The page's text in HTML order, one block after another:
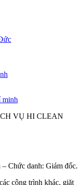
VỤ HI CLEAN
Chức danh: Giám đốc.
công trình khác, giặt